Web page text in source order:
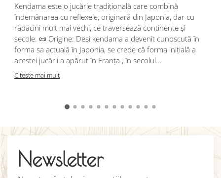
Kendama este o jucărie tradițională care combină
îndemânarea cu reflexele, originară din Japonia, dar cu
rădăcini mult mai vechi, ce traversează continente și
secole. 📜 Origine: Deși kendama a devenit cunoscută în
forma sa actuală în Japonia, se crede că forma inițială a
acestei jucării a apărut în Franța , în secolul...
Citeste mai mult
Newsletter